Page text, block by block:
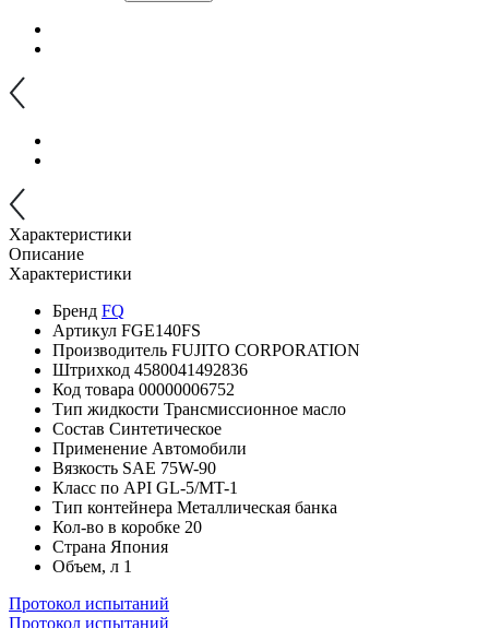
Характеристики
Описание
Характеристики
Бренд FQ
Артикул FGE140FS
Производитель FUJITO CORPORATION
Штрихкод 4580041492836
Код товара 00000006752
Тип жидкости Трансмиссионное масло
Состав Синтетическое
Применение Автомобили
Вязкость SAE 75W-90
Класс по API GL-5/MT-1
Тип контейнера Металлическая банка
Кол-во в коробке 20
Страна Япония
Объем, л 1
Протокол испытаний
Протокол испытаний